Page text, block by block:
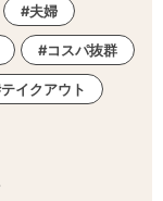
夫婦
コスパ抜群
テイクアウト